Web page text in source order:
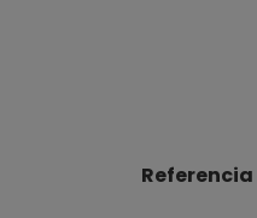
Referencia